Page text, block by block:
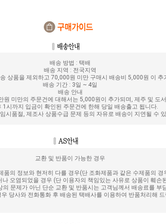
배송 방법 : 택배
배송 지역 : 전국지역
상품을 제외하고 70,000원 미만 구매시 배송비 5,000원 이 추
배송 기간 : 3일 ~ 4일
배송 안내
미만의 주문건에 대해서는 5,000원이 추가되며, 제주 및 도
시까지 입금이 확인된 주문건에 한해 당일 배송출고 됩니다.
시품절, 제조사 상품수급 문제 등의 자유로 배송이 지연될 수
교환 및 반품이 가능한 경우
의 정보와 현저히 다를 경우(단 조화제품과 같은 수제품의
오염되었을 경우 (단 이용자의 책임있는 사유로 상품이 훼손
문제가 아닌 단순 교환 및 반품시는 고객님께서 배송료를 부
당사와 전화통화 후 배송된 택배사를 이용하여 반품처리해 드